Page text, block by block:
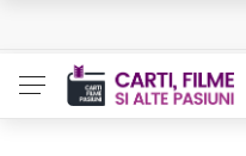
Bolla – O iubire